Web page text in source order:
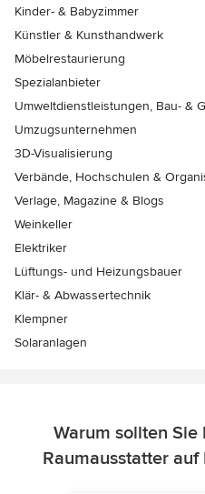
Kinder- & Babyzimmer
Künstler & Kunsthandwerk
Möbelrestaurierung
Spezialanbieter
Umweltdienstleistungen, Bau- &
Umzugsunternehmen
3D-Visualisierung
Verbände, Hochschulen &
Verlage, Magazine & Blogs
Weinkeller
Elektriker
Lüftungs- und Heizungsbauer
Klär- & Abwassertechnik
Klempner
Solaranlagen
Warum sollten
Raumausstatter